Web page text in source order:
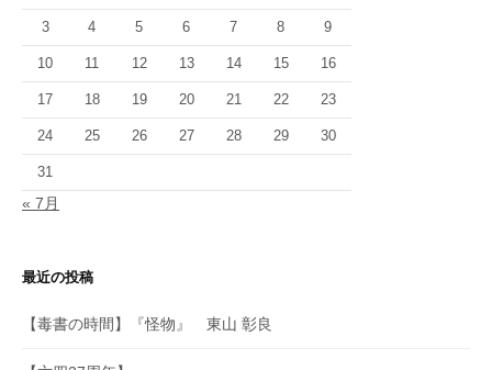
3 4 5 6 7 8 9
10 11 12 13 14 15 16
17 18 19 20 21 22 23
24 25 26 27 28 29 30
31
« 7月
最近の投稿
【毒書の時間】『怪物』 東山 彰良